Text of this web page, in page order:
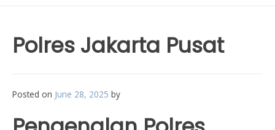
Polres Jakarta Pusat
Posted on June 28, 2025 by